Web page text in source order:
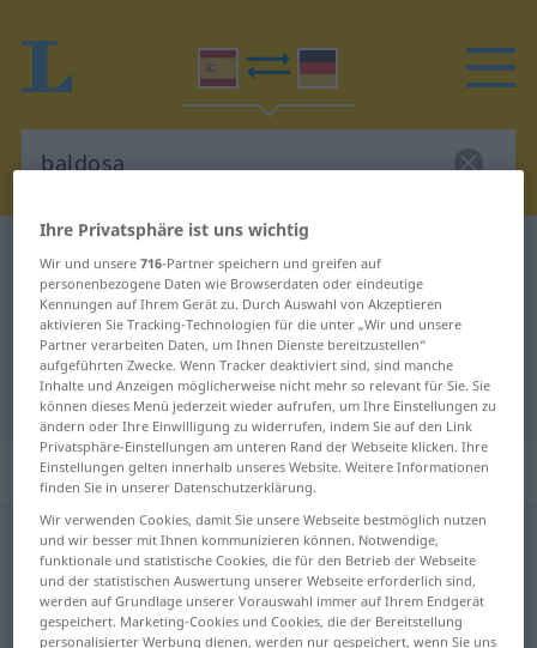
Spanisch-Deutsch Wörterbuch baldosa
Spanisch-Deutsch Übersetzung für
"baldosa"
"baldosa" Deutsch Übersetzung
„baldosa“: femenino
baldosa [balˈdosa]f
Übersicht aller Übersetzungen
(Für mehr Details die Übersetzung anklicken/antippen)
Ihre Privatsphäre ist uns wichtig
Wir und unsere716-Partner speichern und greifen auf
personenbezogene Daten wie Browserdaten oder eindeutige
Kennungen auf Ihrem Gerät zu. Durch Auswahl von Akzeptieren
aktivieren Sie Tracking-Technologien für die unter „Wir und unsere
Partner verarbeiten Daten, um Ihnen Dienste bereitzustellen“
aufgeführten Zwecke. Wenn Tracker deaktiviert sind, sind manche
Inhalte und Anzeigen möglicherweise nicht mehr so relevant für Sie. Sie
können dieses Menü jederzeit wieder aufrufen, um Ihre Einstellungen zu
ändern oder Ihre Einwilligung zu widerrufen, indem Sie auf den Link
Privatsphäre-Einstellungen am unteren Rand der Webseite klicken. Ihre
Einstellungen gelten innerhalb unseres Website. Weitere Informationen
finden Sie in unserer Datenschutzerklärung.
Wir verwenden Cookies, damit Sie unsere Webseite bestmöglich nutzen
und wir besser mit Ihnen kommunizieren können. Notwendige,
funktionale und statistische Cookies, die für den Betrieb der Webseite
und der statistischen Auswertung unserer Webseite erforderlich sind,
werden auf Grundlage unserer Vorauswahl immer auf Ihrem Endgerät
gespeichert. Marketing-Cookies und Cookies, die der Bereitstellung
personalisierter Werbung dienen, werden nur gespeichert, wenn Sie uns